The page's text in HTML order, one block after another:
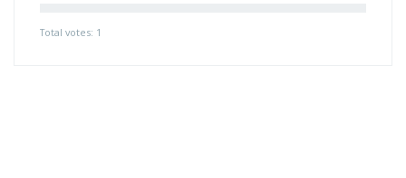
Total votes: 1